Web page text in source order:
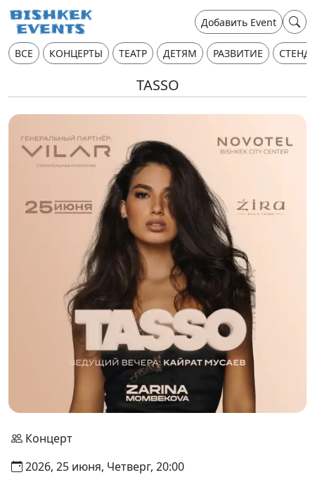
Добавить Event
ВСЕ КОНЦЕРТЫ ТЕАТР ДЕТЯМ РАЗВИТИЕ
TASSO
Концерт
2026, 25 июня, Четверг, 20:00